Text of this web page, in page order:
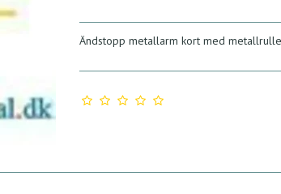
Ändstopp metallarm kort med